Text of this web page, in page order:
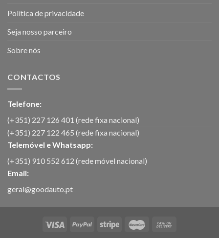
Política de privacidade
Seja nosso parceiro
Sobre nós
CONTACTOS
Telefone:
(+351) 227 126 401 (rede fixa nacional)
(+351) 227 122 465 (rede fixa nacional)
Telemóvel e Whatsapp:
(+351) 910 552 612 (rede móvel nacional)
Email:
geral@goodauto.pt